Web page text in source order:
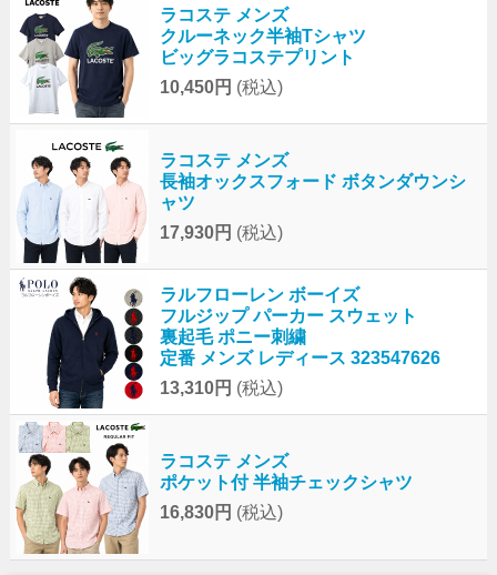
ラコステ メンズ
クルーネック半袖Tシャツ
ビッグラコステプリント
10,450円 (税込)
ラコステ メンズ
長袖オックスフォード ボタンダウンシ
ャツ
17,930円 (税込)
ラルフローレン ボーイズ
フルジップ パーカー スウェット
裏起毛 ポニー刺繍
定番 メンズ レディース 323547626
13,310円 (税込)
ラコステ メンズ
ポケット付 半袖チェックシャツ
16,830円 (税込)